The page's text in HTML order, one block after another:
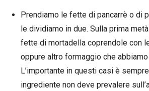
Prendiamo le fette di pancarrè o di
le dividiamo in due. Sulla prima
fette di mortadella coprendole con
oppure altro formaggio che
L’importante in questi casi è
ingrediente non deve prevalere